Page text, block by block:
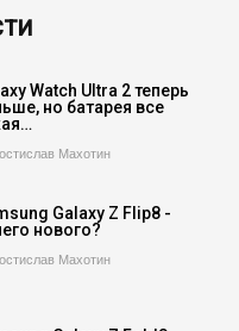
Watch Ultra 2 теперь
но батарея все
Махотин
Galaxy Z Flip8 -
нового?
Махотин